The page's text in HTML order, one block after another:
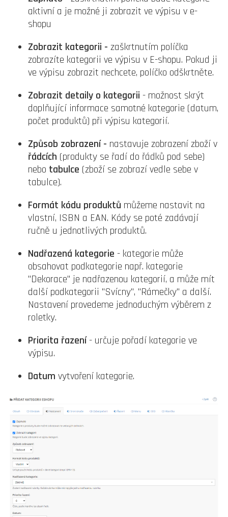
aktivní a je možné ji zobrazit ve výpisu v e-
shopu
Zobrazit kategorii - zaškrtnutím políčka
zobrazíte kategorii ve výpisu v E-shopu. Pokud ji
ve výpisu zobrazit nechcete, políčko odškrtněte.
Zobrazit detaily o kategorii - možnost skrýt
doplňující informace samotné kategorie (datum,
počet produktů) při výpisu kategorií.
Způsob zobrazení - nastavuje zobrazení zboží v
řádcích (produkty se řadí do řádků pod sebe)
nebo tabulce (zboží se zobrazí vedle sebe v
tabulce).
Formát kódu produktů můžeme nastavit na
vlastní, ISBN a EAN. Kódy se poté zadávají
ručně u jednotlivých produktů.
Nadřazená kategorie - kategorie může
obsahovat podkategorie např. kategorie
"Dekorace" je nadřazenou kategorií, a může mít
další podkategorii "Svícny", "Rámečky" a další.
Nastavení provedeme jednoduchým výběrem z
roletky.
Priorita řazení- určuje pořadí kategorie ve
výpisu.
Datum vytvoření kategorie.